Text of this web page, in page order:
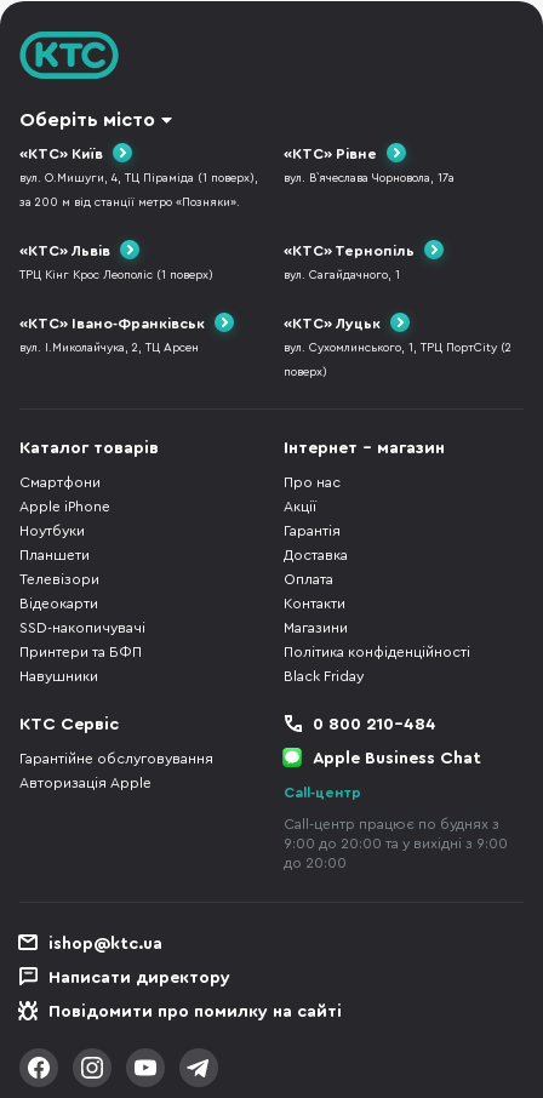
Оберіть місто
«КТС» Київ
вул. О.Мишуги, 4, ТЦ Піраміда (1 поверх),
за 200 м від станції метро «Позняки».
«КТС» Рівне
вул. В`ячеслава Чорновола, 17а
«КТС» Львів
ТРЦ Кінг Крос Леополіс (1 поверх)
«КТС» Тернопіль
вул. Сагайдачного, 1
«КТС» Івано-Франківськ
вул. І.Миколайчука, 2, ТЦ Арсен
«КТС» Луцьк
вул. Сухомлинського, 1, ТРЦ ПортCity (2
поверх)
Каталог товарів
Смартфони
Apple iPhone
Ноутбуки
Планшети
Телевізори
Відеокарти
SSD-накопичувачі
Принтери та БФП
Навушники
Інтернет - магазин
Про нас
Акції
Гарантія
Доставка
Оплата
Контакти
Магазини
Політика конфіденційності
Black Friday
КТС Сервіс
Гарантійне обслуговування
Авторизація Apple
0 800 210-484
Apple Business Chat
Call-центр
Call-центр працює по буднях з
9:00 до 20:00 та у вихідні з 9:00
до 20:00
ishop@ktc.ua
Написати директору
Повідомити про помилку на сайті